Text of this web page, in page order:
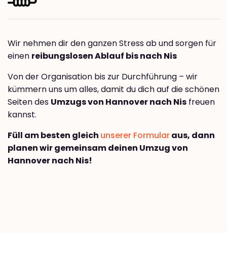
Wir nehmen dir den ganzen Stress ab und sorgen für
einen reibungslosen Ablauf bis nach Nis
Von der Organisation bis zur Durchführung – wir
kümmern uns um alles, damit du dich auf die schönen
Seiten des Umzugs von Hannover nach Nis freuen
kannst.
Füll am besten gleich unserer Formularaus, dann
planen wir gemeinsam deinen Umzug von
Hannover nach Nis!